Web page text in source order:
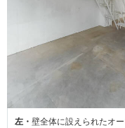
左・ 壁全体に設えられたオ